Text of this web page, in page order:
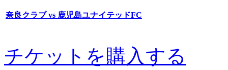
奈良クラブ vs 鹿児島ユナイテッドFC
チケットを購入する